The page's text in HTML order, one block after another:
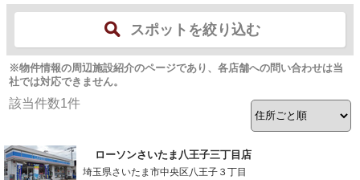
スポットを絞り込む
※物件情報の周辺施設紹介のページであり、各店舗への問い合わせは当
社では対応できません。
該当件数1件
ローソンさいたま八王子三丁目店
埼玉県さいたま市中央区八王子３丁目